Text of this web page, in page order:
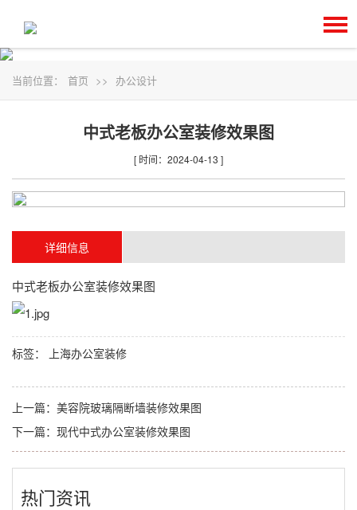
当前位置： 首页 >> 办公设计
中式老板办公室装修效果图
[ 时间：2024-04-13 ]
详细信息
中式老板办公室装修效果图
标签： 上海办公室装修
上一篇： 美容院玻璃隔断墙装修效果图
下一篇： 现代中式办公室装修效果图
热门资讯